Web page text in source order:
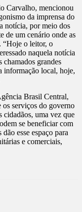
Carvalho, mencionou
da imprensa do
notícia, por meio dos
de um cenário onde as
“Hoje o leitor, o
naquela notícia
chamados grandes
informação local, hoje,
Brasil Central,
serviços do governo
cidadãos, uma vez que
se beneficiar com
esse espaço para
e comerciais,